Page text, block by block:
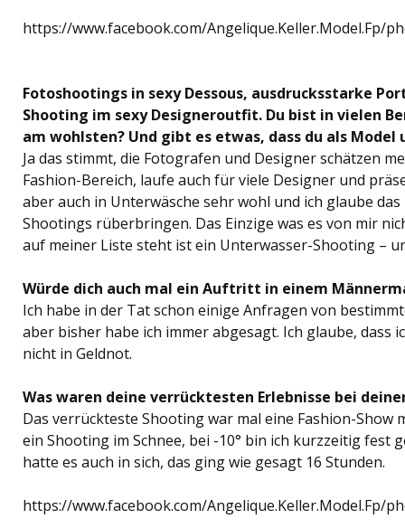
https://www.facebook.com/Angelique.Keller.Model.Fp/
Fotoshootings in sexy Dessous, ausdrucksstarke
Shooting im sexy Designeroutfit. Du bist in vielen
am wohlsten? Und gibt es etwas, dass du als
Ja das stimmt, die Fotografen und Designer schätzen
Fashion-Bereich, laufe auch für viele Designer und
aber auch in Unterwäsche sehr wohl und ich glaube
Shootings rüberbringen. Das Einzige was es von mir
auf meiner Liste steht ist ein Unterwasser-Shooting –
Würde dich auch mal ein Auftritt in einem
Ich habe in der Tat schon einige Anfragen von
aber bisher habe ich immer abgesagt. Ich glaube, dass
nicht in Geldnot.
Was waren deine verrücktesten Erlebnisse bei
Das verrückteste Shooting war mal eine Fashion-Show
ein Shooting im Schnee, bei -10° bin ich kurzzeitig fest
hatte es auch in sich, das ging wie gesagt 16 Stunden.
https://www.facebook.com/Angelique.Keller.Model.Fp/